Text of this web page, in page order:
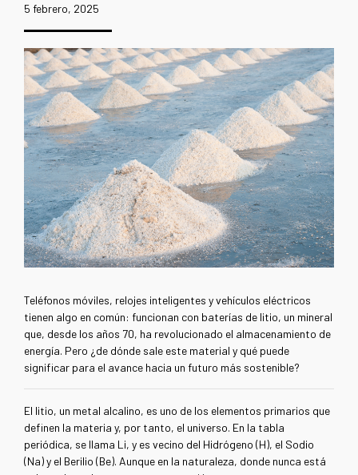
5 febrero, 2025
Teléfonos móviles, relojes inteligentes y vehículos eléctricos
tienen algo en común: funcionan con baterías de litio, un mineral
que, desde los años 70, ha revolucionado el almacenamiento de
energía. Pero ¿de dónde sale este material y qué puede
significar para el avance hacia un futuro más sostenible?
El litio, un metal alcalino, es uno de los elementos primarios que
definen la materia y, por tanto, el universo. En la tabla
periódica, se llama Li, y es vecino del Hidrógeno (H), el Sodio
(Na) y el Berilio (Be). Aunque en la naturaleza, donde nunca está